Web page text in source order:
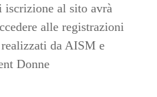
iscrizione al sito avrà
alle registrazioni
da AISM e
Donne